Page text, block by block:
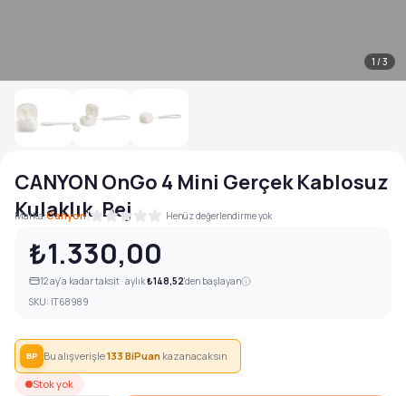
1 /3
CANYON OnGo 4 Mini Gerçek Kablosuz
Kulaklık, Bej
Marka:Canyon| Henüz değerlendirme yok
₺1.330,00
12ay'a kadar taksit · aylık₺148,52'den başlayan
SKU: IT68989
BP Bu alışverişle133BiPuan kazanacaksın
Stok yok